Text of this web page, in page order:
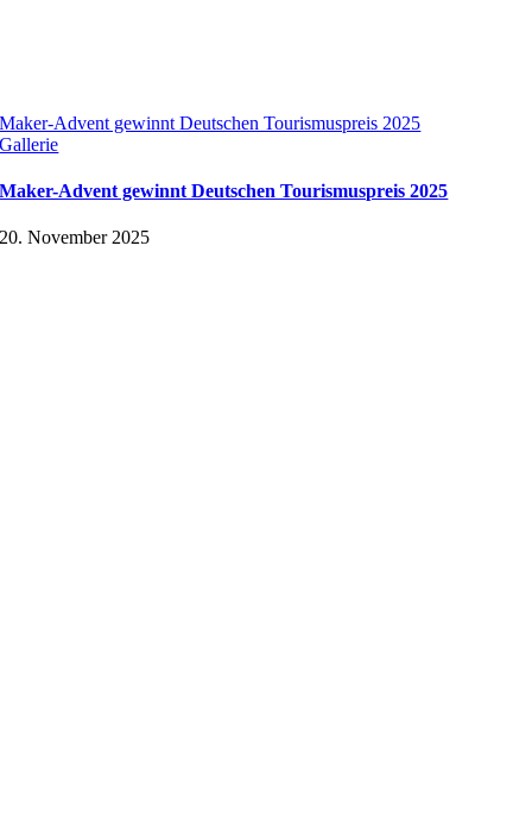
Maker-Advent gewinnt Deutschen Tourismuspreis 2025
Gallerie
Maker-Advent gewinnt Deutschen Tourismuspreis 2025
20. November 2025